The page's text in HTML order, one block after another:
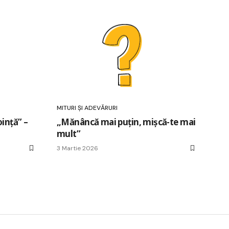
–
MITURI ȘI ADEVĂRURI
„Mănâncă mai puțin, mișcă-te mai
mult”
3 Martie 2026